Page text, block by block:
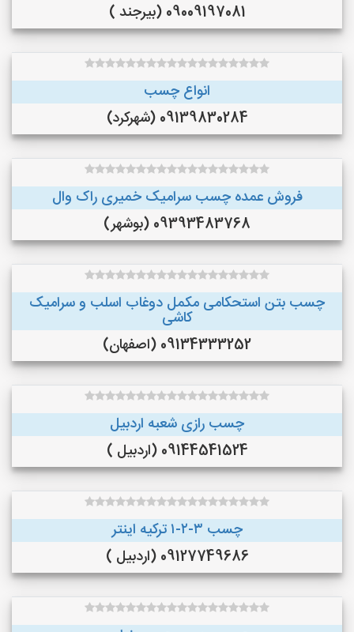
09009197081 (بیرجند )
انواع چسب
09139830284 (شهرکرد)
فروش عمده چسب سرامیک خمیری راک وال
09393483768 (بوشهر)
چسب بتن استحکامی مکمل دوغاب اسلب و سرامیک
کاشی
09134333252 (اصفهان)
چسب رازی شعبه اردبیل
09144541524 (اردبیل )
چسب ۳-۲-۱ ترکیه اینتر
09127749686 (اردبیل )